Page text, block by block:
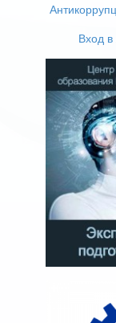
Вход